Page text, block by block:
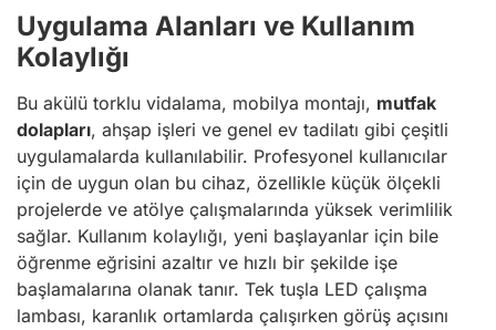
Uygulama Alanları ve Kullanım
Kolaylığı
Bu akülü torklu vidalama, mobilya montajı, mutfak
dolapları, ahşap işleri ve genel ev tadilatı gibi çeşitli
uygulamalarda kullanılabilir. Profesyonel kullanıcılar
için de uygun olan bu cihaz, özellikle küçük ölçekli
projelerde ve atölye çalışmalarında yüksek verimlilik
sağlar. Kullanım kolaylığı, yeni başlayanlar için bile
öğrenme eğrisini azaltır ve hızlı bir şekilde işe
başlamalarına olanak tanır. Tek tuşla LED çalışma
lambası, karanlık ortamlarda çalışırken görüş açısını